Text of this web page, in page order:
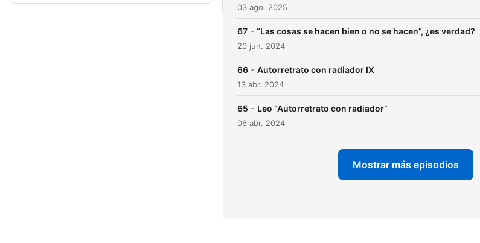
03 ago. 2025
67 - “Las cosas se hacen bien o no se hacen”, ¿es verdad?
20 jun. 2024
66 - Autorretrato con radiador IX
13 abr. 2024
65 - Leo “Autorretrato con radiador”
06 abr. 2024
Mostrar más episodios